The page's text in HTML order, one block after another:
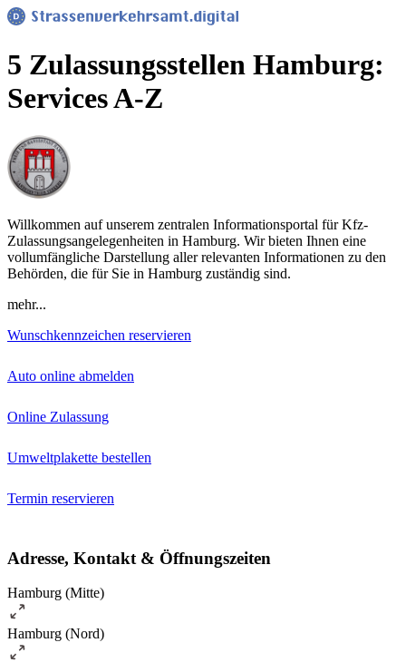
5 Zulassungsstellen Hamburg:
Services A-Z
Willkommen auf unserem zentralen Informationsportal für Kfz-
Zulassungsangelegenheiten in Hamburg. Wir bieten Ihnen eine
vollumfängliche Darstellung aller relevanten Informationen zu den
Behörden, die für Sie in Hamburg zuständig sind.
mehr...
Wunschkennzeichen reservieren
Auto online abmelden
Online Zulassung
Umweltplakette bestellen
Termin reservieren
Adresse, Kontakt & Öffnungszeiten
Hamburg (Mitte)
Hamburg (Nord)